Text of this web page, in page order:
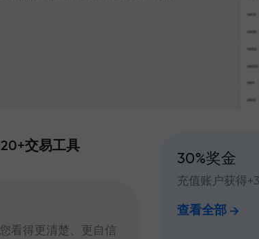
交易工具
看得更清楚、更自信
30%奖金
充值账户获得
查看全部